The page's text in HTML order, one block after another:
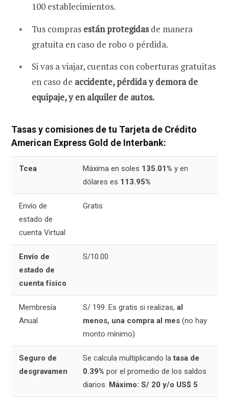
100 establecimientos.
Tus compras están protegidasde manera
gratuita en caso de robo o pérdida.
Si vas a viajar, cuentas con coberturas gratuitas
en caso de accidente, pérdida y demora de
equipaje, y en alquiler de autos.
Tasas y comisiones de tu Tarjeta de Crédito
American Express Gold de Interbank:
Tcea Máxima en soles 135.01% y en
dólares es 113.95%
Envío de
estado de
cuenta Virtual
Gratis
Envío de
estado de
cuenta físico
S/10.00
Membresía
Anual
S/ 199. Es gratis si realizas, al
menos, una compra al mes (no hay
monto mínimo)
Seguro de
desgravamen
Se calcula multiplicando latasa de
0.39% por el promedio de los saldos
diarios. Máximo: S/ 20 y/o US$ 5